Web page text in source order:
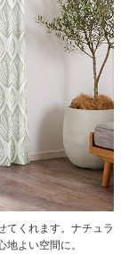
てくれます。ナチュラ
よい空間に。